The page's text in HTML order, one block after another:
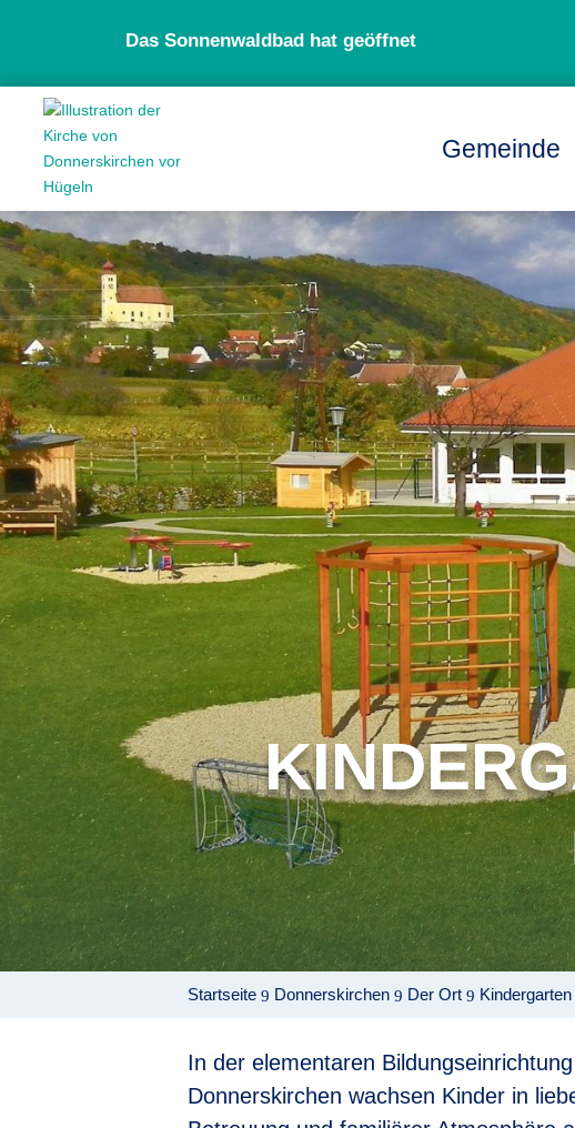
Das Sonnenwaldbad hat geöffnet
Gemeinde
Startseite 9 Donnerskirchen 9 Der Ort 9
In der elementaren Bildungseinrichtung
Donnerskirchen wachsen Kinder in